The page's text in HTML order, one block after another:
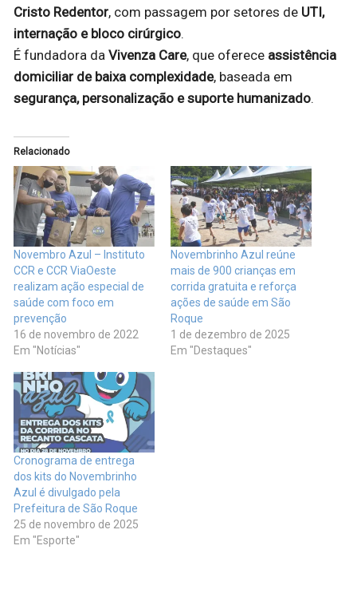
Cristo Redentor, com passagem por setores de UTI,
internação e bloco cirúrgico.
É fundadora da Vivenza Care, que oferece assistência
domiciliar de baixa complexidade, baseada em
segurança, personalização e suporte humanizado.
Relacionado
Novembro Azul – Instituto
CCR e CCR ViaOeste
realizam ação especial de
saúde com foco em
prevenção
16 de novembro de 2022
Em "Notícias"
Novembrinho Azul reúne
mais de 900 crianças em
corrida gratuita e reforça
ações de saúde em São
Roque
1 de dezembro de 2025
Em "Destaques"
Cronograma de entrega
dos kits do Novembrinho
Azul é divulgado pela
Prefeitura de São Roque
25 de novembro de 2025
Em "Esporte"